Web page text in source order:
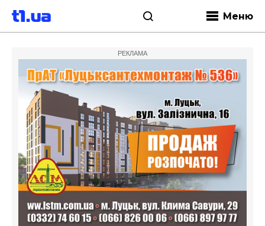
Меню
РЕКЛАМА